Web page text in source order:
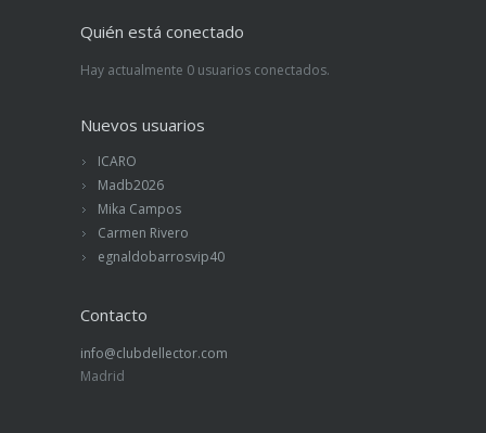
Quién está conectado
Hay actualmente 0 usuarios conectados.
Nuevos usuarios
ICARO
Madb2026
Mika Campos
Carmen Rivero
egnaldobarrosvip40
Contacto
info@clubdellector.com
Madrid